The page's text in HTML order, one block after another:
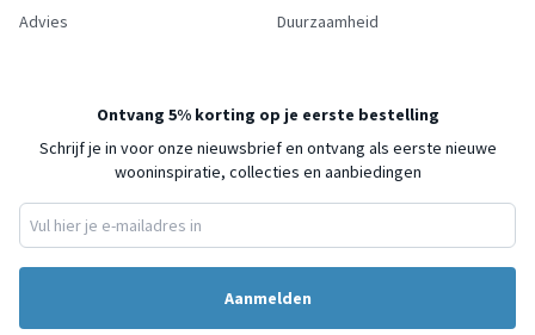
Advies Duurzaamheid
Ontvang 5% korting op je eerste bestelling
Schrijf je in voor onze nieuwsbrief en ontvang als eerste nieuwe
wooninspiratie, collecties en aanbiedingen
Aanmelden